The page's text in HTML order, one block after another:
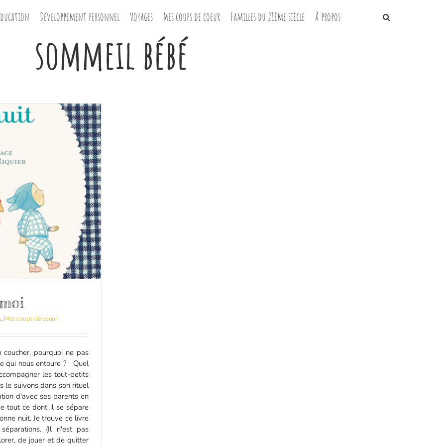
Développement personnel Voyages Mes coups de coeur Familles du 21ème siècle À propos
sommeil bébé
, Mes coups de coeur
pourquoi ne pas
qui nous entoure ? Quel
les tout-petits
le suivons dans son rituel
d'avec ses parents en
tout ce dont il se sépare
nuit. Je trouve ce livre
(Il n'est pas
de jouer et de quitter